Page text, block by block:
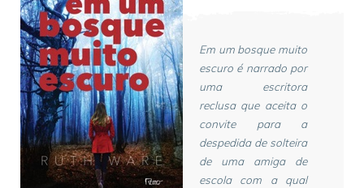
Em um bosque muito
escuro é narrado por
uma escritora
reclusa que aceita o
convite para a
despedida de solteira
de uma amiga de
escola com a qual